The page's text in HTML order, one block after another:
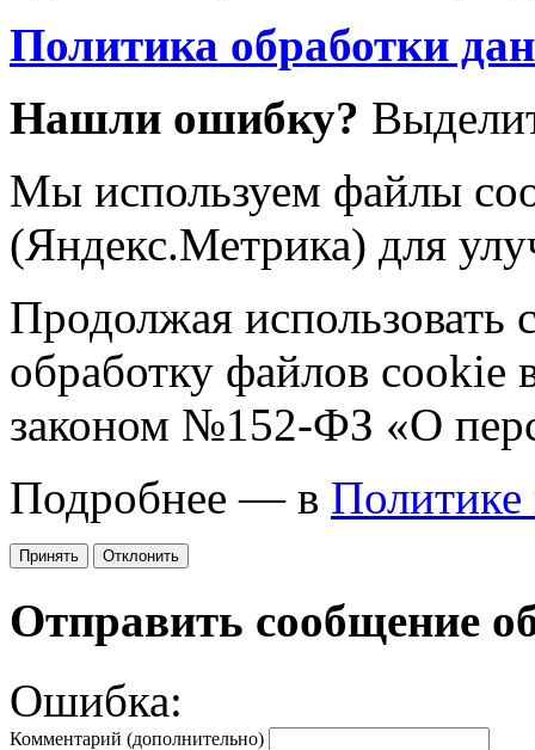
Политика обработки
Нашли ошибку?
Мы используем файлы
(Яндекс.Метрика) для
Продолжая использовать
обработку файлов cookie
законом №152-ФЗ «О
Подробнее — в Политике
Принять Отклонить
Отправить сообщение
Ошибка:
Комментарий (дополнительно)